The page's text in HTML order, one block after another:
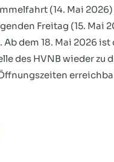
(14. Mai
Freitag (15. Mai
Ab dem 18. Mai 2026 ist
des HVNB wieder zu